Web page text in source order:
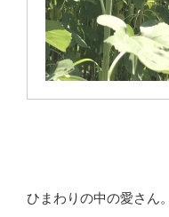
ひまわりの中の愛さん。